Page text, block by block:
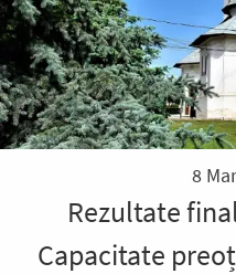
8
Rezultate
Capacitate